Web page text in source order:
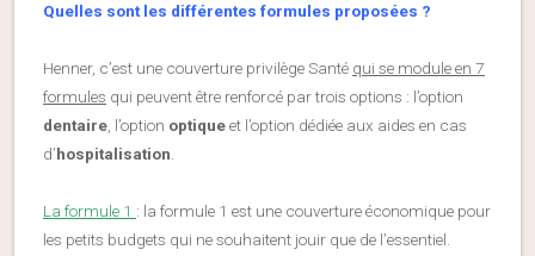
Quelles sont les différentes formules proposées ?
Henner, c’est une couverture privilège Santé qui se module en 7
formules qui peuvent être renforcé par trois options : l’option
dentaire, l’option optiqueet l’option dédiée aux aides en cas
d’hospitalisation.
La formule 1 : la formule 1 est une couverture économique pour
les petits budgets qui ne souhaitent jouir que de l’essentiel.